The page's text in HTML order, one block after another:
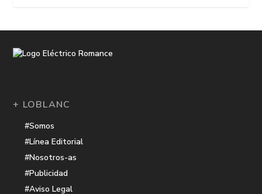
+ LOBLANC
#Somos
#Línea Editorial
#Nosotros-as
#Publicidad
#Aviso Legal